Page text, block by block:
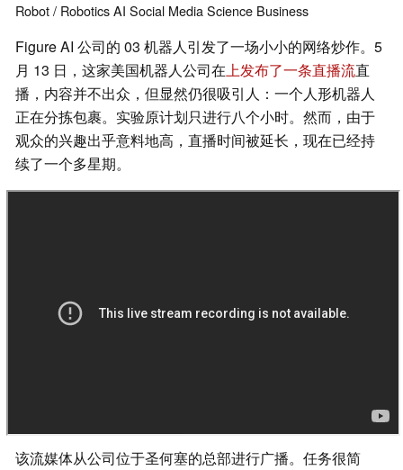
Robot / RoboticsAI Social MediaScience Business
Figure AI 公司的 03 机器人引发了一场小小的网络炒作。5
月 13 日，这家美国机器人公司在上发布了一条直播流直
播，内容并不出众，但显然仍很吸引人：一个人形机器人
正在分拣包裹。实验原计划只进行八个小时。然而，由于
观众的兴趣出乎意料地高，直播时间被延长，现在已经持
续了一个多星期。
该流媒体从公司位于圣何塞的总部进行广播。任务很简